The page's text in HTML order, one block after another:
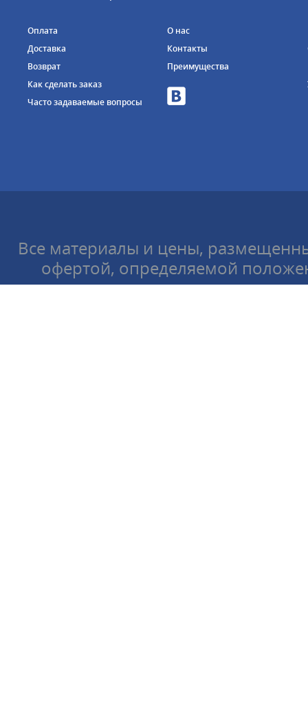
Оплата
Доставка
Возврат
Как сделать заказ
Часто задаваемые вопросы
О нас
Контакты
Преимущества
Все материалы и цены,
офертой, определяемой